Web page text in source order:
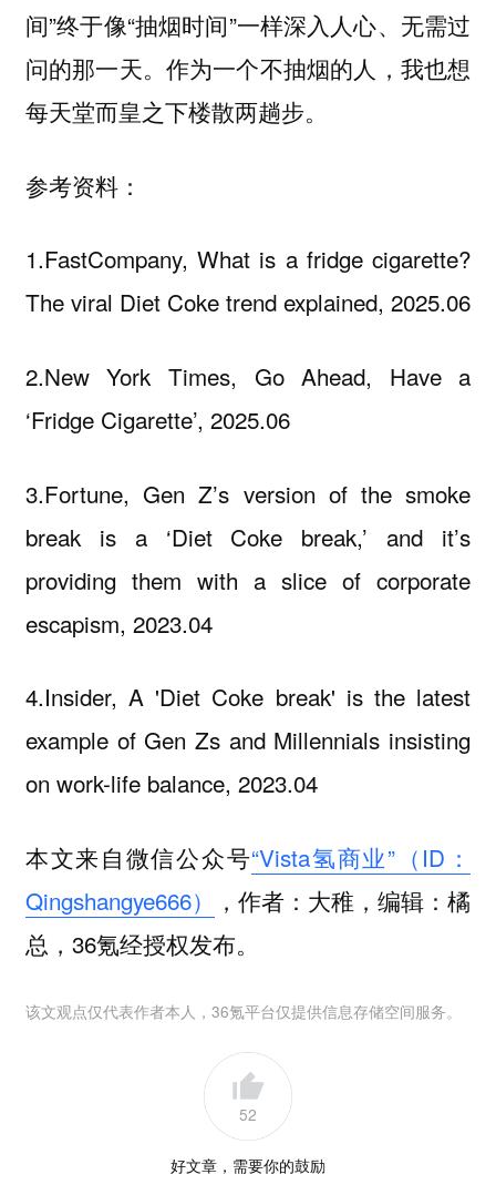
间”终于像“抽烟时间”一样深入人心、无需过
问的那一天。作为一个不抽烟的人，我也想
每天堂而皇之下楼散两趟步。
参考资料：
1.FastCompany, What is a fridge cigarette?
The viral Diet Coke trend explained, 2025.06
2.New York Times, Go Ahead, Have a
‘Fridge Cigarette’, 2025.06
3.Fortune, Gen Z’s version of the smoke
break is a ‘Diet Coke break,’ and it’s
providing them with a slice of corporate
escapism, 2023.04
4.Insider, A 'Diet Coke break' is the latest
example of Gen Zs and Millennials insisting
on work-life balance, 2023.04
本文来自微信公众号“Vista氢商业”（ID：
Qingshangye666）
，作者：大稚，编辑：橘
总，36氪经授权发布。
该文观点仅代表作者本人，36氪平台仅提供信息存储空间服务。
52
好文章，需要你的鼓励